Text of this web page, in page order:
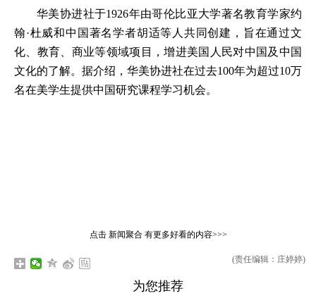
华美协进社于1926年由哥伦比亚大学著名教育学家约
翰·杜威和中国著名学者胡适等人共同创建，旨在通过文
化、教育、商业等领域项目，增进美国人民对中国及中国
文化的了解。据介绍，华美协进社在过去100年为超过10万
名在美学生提供中国研究课程学习机会。
点击 新闻聚合有更多好看的内容>>>
(责任编辑：庄婷婷)
为您推荐